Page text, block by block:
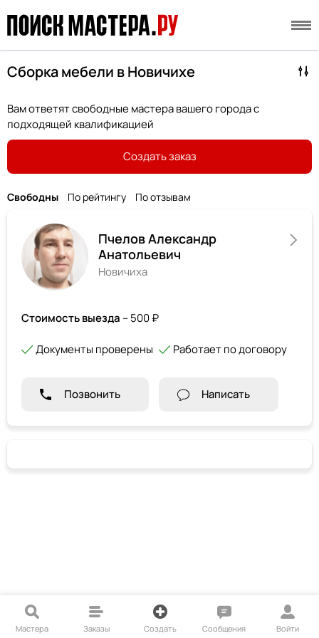
Сборка мебели в Новичихе
Вам ответят свободные мастера вашего города с
подходящей квалификацией
Создать заказ
Свободны По рейтингу По отзывам
Пчелов Александр
Анатольевич
Новичиха
Стоимость выезда – 500 ₽
Документы проверены Работает по договору
Позвонить Написать
Мастера Заказы Создать Сообщения Войти